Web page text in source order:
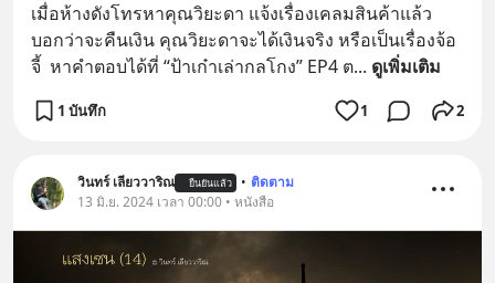
เมื่อห้างดังโทรหาคุณวิยะดา แจ้งเรื่องเคลมสินค้าแล้ว
บอกว่าจะคืนเงิน คุณวิยะดาจะได้เงินจริง หรือเป็นเรื่องจ้อ
จี้  หาคำตอบได้ที่ “ป้าเก๋าเล่ากลโกง” EP4 ต... ดูเพิ่มเติม
1 บันทึก 1 2
วินทร์ เลียววาริณ ยืนยันแล้ว • ติดตาม
13 มิ.ย. 2024 เวลา 00:00 • หนังสือ